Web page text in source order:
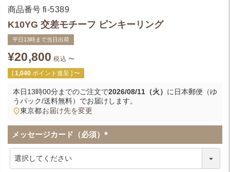
商品番号 fi-5389
K10YG 交差モチーフ ピンキーリング
平日13時まで当日出荷
¥20,800 税込 〜
[ 1,040 ポイント進呈 ] 〜
本日13時00分までのご注文で2026/08/11（火） に 日本郵便（ゆ
うパック/送料無料） でお届けします。
東京都お届け先を変更
メッセージカード（必須）
(